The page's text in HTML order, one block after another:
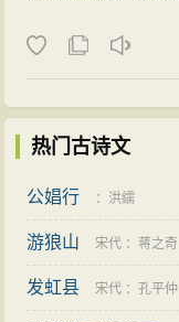
热门古诗文
公娼行 ： 洪繻
游狼山 宋代 ：蒋之奇
发虹县 宋代 ：孔平仲